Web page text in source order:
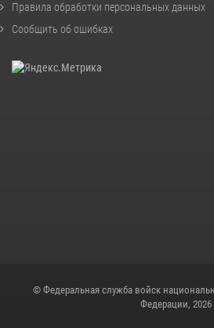
Правила обработки персональных данных
Сообщить об ошибках
© Федеральная служба войск
Федерации, 2026